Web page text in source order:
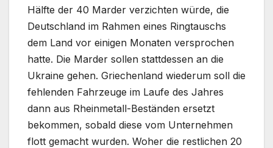
Hälfte der 40 Marder verzichten würde, die
Deutschland im Rahmen eines Ringtauschs
dem Land vor einigen Monaten versprochen
hatte. Die Marder sollen stattdessen an die
Ukraine gehen. Griechenland wiederum soll die
fehlenden Fahrzeuge im Laufe des Jahres
dann aus Rheinmetall-Beständen ersetzt
bekommen, sobald diese vom Unternehmen
flott gemacht wurden. Woher die restlichen 20